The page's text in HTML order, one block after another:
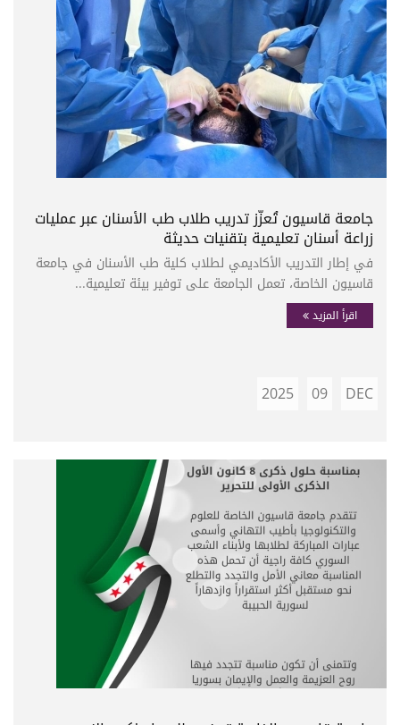
جامعة قاسيون تُعزّز تدريب طلاب طب الأسنان عبر عمليات
زراعة أسنان تعليمية بتقنيات حديثة
في إطار التدريب الأكاديمي لطلاب كلية طب الأسنان في جامعة
قاسيون الخاصة، تعمل الجامعة على توفير بيئة تعليمية...
اقرأ المزيد
DEC
09
2025